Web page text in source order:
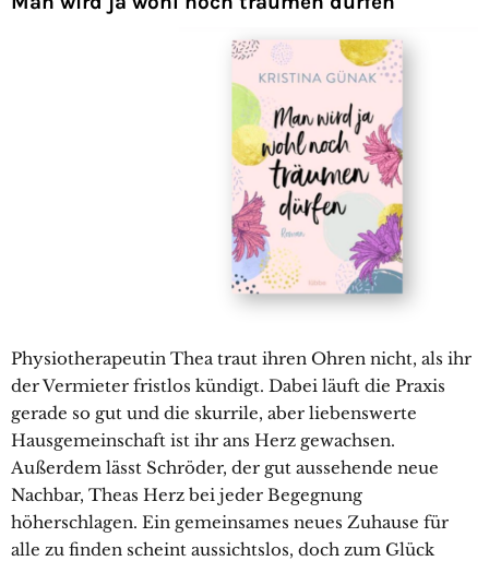
Physiotherapeutin Thea traut ihren Ohren nicht, als ihr
der Vermieter fristlos kündigt. Dabei läuft die Praxis
gerade so gut und die skurrile, aber liebenswerte
Hausgemeinschaft ist ihr ans Herz gewachsen.
Außerdem lässt Schröder, der gut aussehende neue
Nachbar, Theas Herz bei jeder Begegnung
höherschlagen. Ein gemeinsames neues Zuhause für
alle zu finden scheint aussichtslos, doch zum Glück